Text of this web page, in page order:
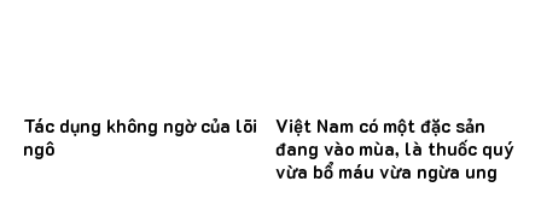
Tác dụng không ngờ của lõi
ngô
Việt Nam có một đặc sản
đang vào mùa, là thuốc quý
vừa bổ máu vừa ngừa ung